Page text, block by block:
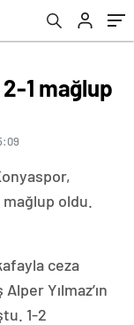
1 mağlup
mağlup oldu.
ceza
Yılmaz’ın
1-2